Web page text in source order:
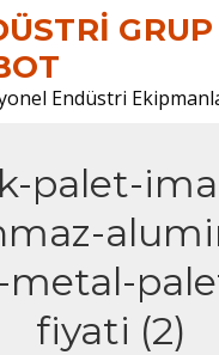
GRUP
Endüstri
palet-
metal-
fiyati (2)